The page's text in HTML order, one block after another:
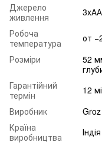
Джерело
живлення
Робоча
температура
от
Розміри
52
Гарантійний
термін
12
Виробник
Groz
Країна
виробництва
Індія